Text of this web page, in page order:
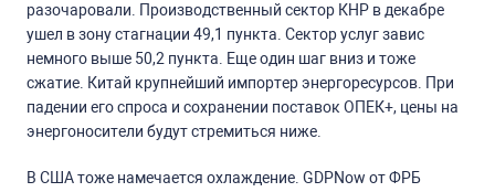
разочаровали. Производственный сектор КНР в декабре
ушел в зону стагнации 49,1 пункта. Сектор услуг завис
немного выше 50,2 пункта. Еще один шаг вниз и тоже
сжатие. Китай крупнейший импортер энергоресурсов. При
падении его спроса и сохранении поставок ОПЕК+, цены на
энергоносители будут стремиться ниже.
В США тоже намечается охлаждение. GDPNow от ФРБ